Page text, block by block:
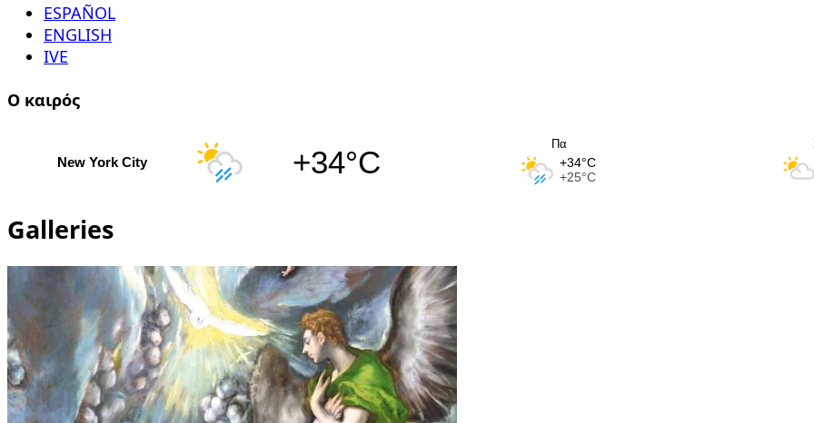
ESPAÑOL
ENGLISH
IVE
Ο καιρός
New York City +34°C
Πα
+34°C
+25°C
Galleries